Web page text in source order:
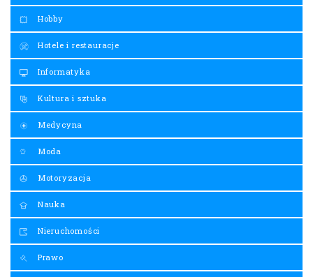
Hobby
Hotele i restauracje
Informatyka
Kultura i sztuka
Medycyna
Moda
Motoryzacja
Nauka
Nieruchomości
Prawo